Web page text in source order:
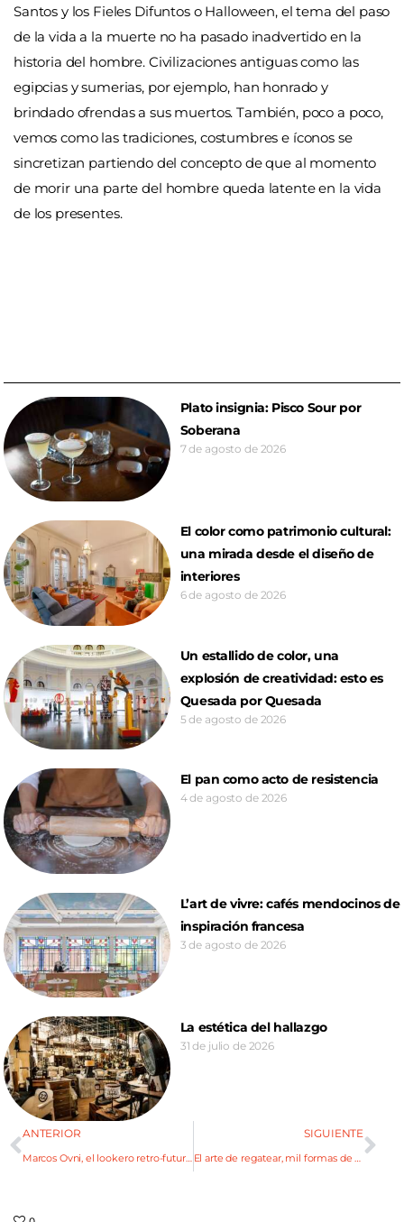
Santos y los Fieles Difuntos o Halloween, el tema del paso
de la vida a la muerte no ha pasado inadvertido en la
historia del hombre. Civilizaciones antiguas como las
egipcias y sumerias, por ejemplo, han honrado y
brindado ofrendas a sus muertos. También, poco a poco,
vemos como las tradiciones, costumbres e íconos se
sincretizan partiendo del concepto de que al momento
de morir una parte del hombre queda latente en la vida
de los presentes.
Plato insignia: Pisco Sour por
Soberana
7 de agosto de 2026
El color como patrimonio cultural:
una mirada desde el diseño de
interiores
6 de agosto de 2026
Un estallido de color, una
explosión de creatividad: esto es
Quesada por Quesada
5 de agosto de 2026
El pan como acto de resistencia
4 de agosto de 2026
L’art de vivre: cafés mendocinos de
inspiración francesa
3 de agosto de 2026
La estética del hallazgo
31 de julio de 2026
ANTERIOR
Marcos Ovni, el lookero retro-futurista
SIGUIENTE
El arte de regatear, mil formas de ser un experto